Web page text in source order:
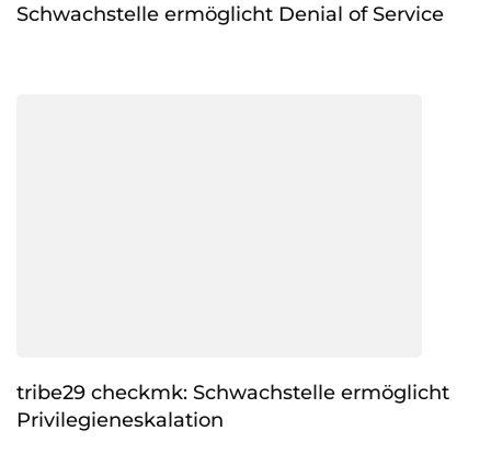
Schwachstelle ermöglicht Denial of Service
tribe29 checkmk: Schwachstelle ermöglicht
Privilegieneskalation